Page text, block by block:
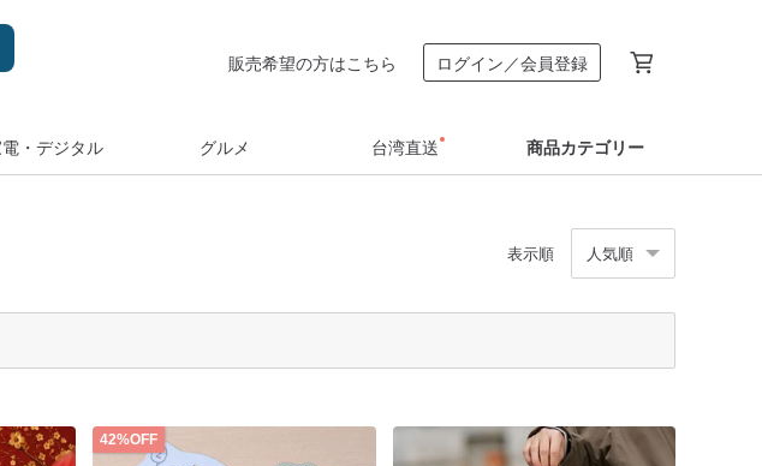
販売希望の方はこちら ログイン／会員登録
・デジタル グルメ 台湾直送 商品カテゴリー
表示順 人気順
42%OFF